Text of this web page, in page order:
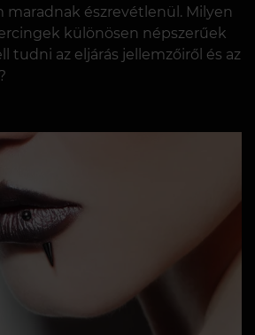
maradnak észrevétlenül. Milyen
különösen népszerűek
tudni az eljárás jellemzőiről és az